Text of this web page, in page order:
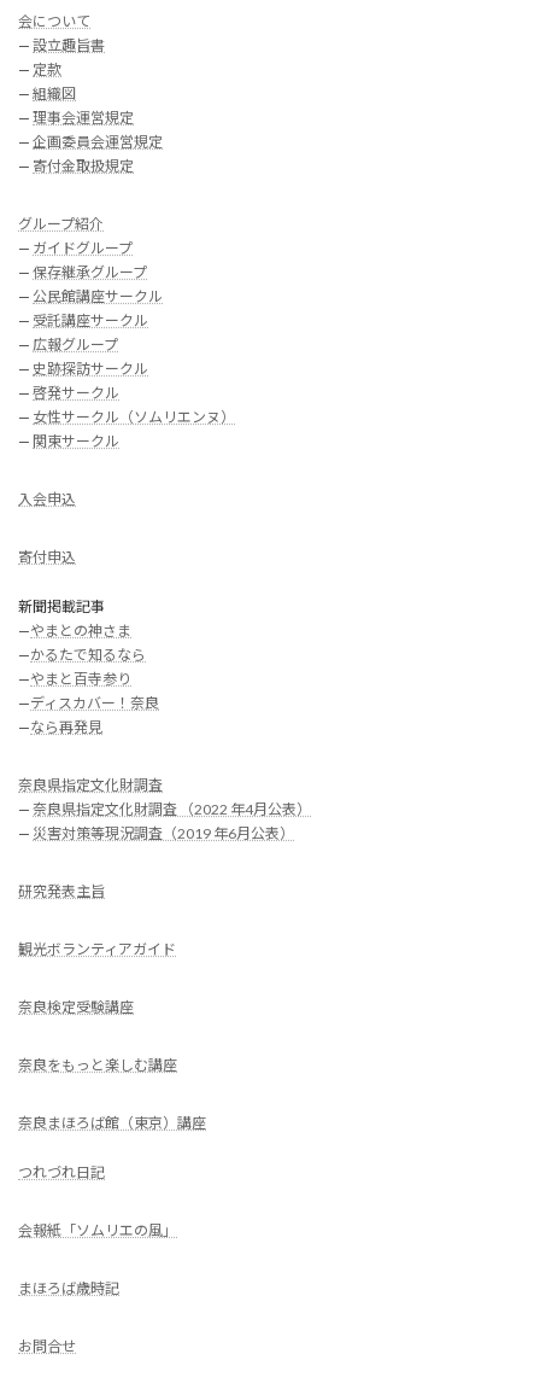
会について
— 設立趣旨書
— 定款
— 組織図
— 理事会運営規定
— 企画委員会運営規定
— 寄付金取扱規定
グループ紹介
— ガイドグループ
— 保存継承グループ
— 公民館講座サークル
— 受託講座サークル
— 広報グループ
— 史跡探訪サークル
— 啓発サークル
— 女性サークル（ソムリエンヌ）
— 関東サークル
入会申込
寄付申込
新聞掲載記事
—やまとの神さま
—かるたで知るなら
—やまと百寺参り
—ディスカバー！奈良
—なら再発見
奈良県指定文化財調査
— 奈良県指定文化財調査 （2022 年4月公表）
— 災害対策等現況調査（2019 年6月公表）
研究発表主旨
観光ボランティアガイド
奈良検定受験講座
奈良をもっと楽しむ講座
奈良まほろば館（東京）講座
つれづれ日記
会報紙「ソムリエの風」
まほろば歳時記
お問合せ